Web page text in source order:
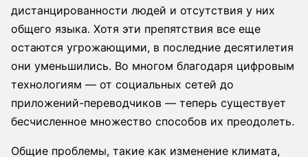
дистанцированности людей и отсутствия у них
общего языка. Хотя эти препятствия все еще
остаются угрожающими, в последние десятилетия
они уменьшились. Во многом благодаря цифровым
технологиям — от социальных сетей до
приложений-переводчиков — теперь существует
бесчисленное множество способов их преодолеть.
Общие проблемы, такие как изменение климата,